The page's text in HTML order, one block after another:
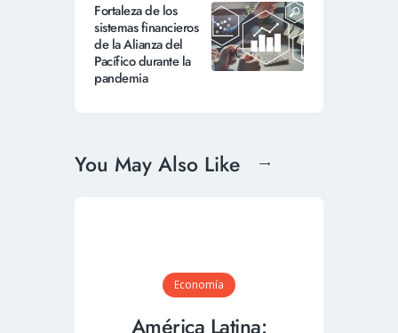
Fortaleza de los
sistemas financieros
de la Alianza del
Pacífico durante la
pandemia
You May Also Like
Economía
América Latina: